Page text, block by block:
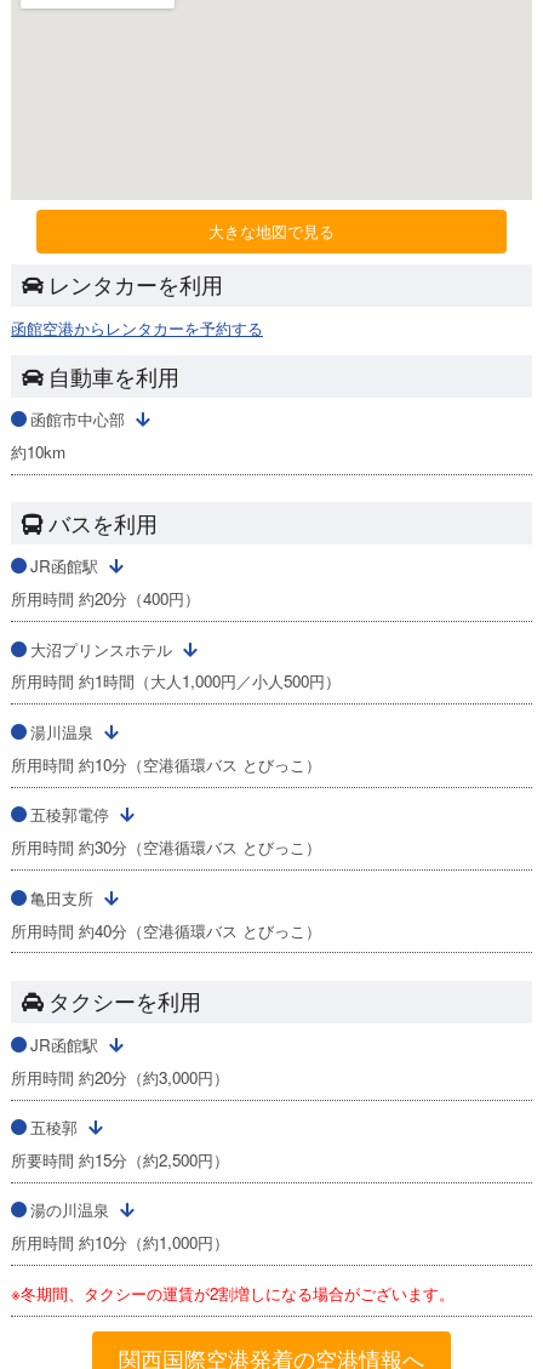
大きな地図で見る
レンタカーを利用
函館空港からレンタカーを予約する
自動車を利用
函館市中心部
約10km
バスを利用
JR函館駅
所用時間 約20分（400円）
大沼プリンスホテル
所用時間 約1時間（大人1,000円／小人500円）
湯川温泉
所用時間 約10分（空港循環バス とびっこ）
五稜郭電停
所用時間 約30分（空港循環バス とびっこ）
亀田支所
所用時間 約40分（空港循環バス とびっこ）
タクシーを利用
JR函館駅
所用時間 約20分（約3,000円）
五稜郭
所要時間 約15分（約2,500円）
湯の川温泉
所用時間 約10分（約1,000円）
※冬期間、タクシーの運賃が2割増しになる場合がございます。
関西国際空港発着の空港情報へ